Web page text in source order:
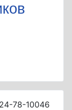
78-10046